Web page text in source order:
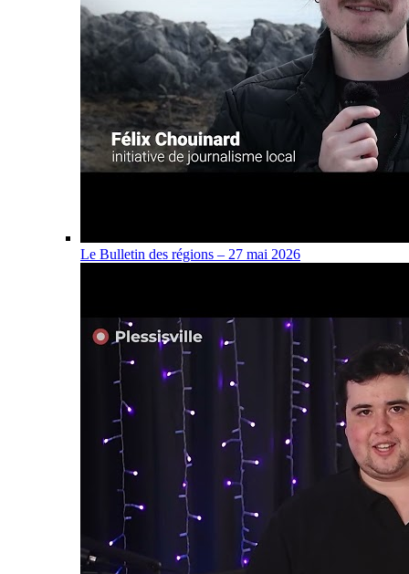
Le Bulletin des régions – 27 mai 2026